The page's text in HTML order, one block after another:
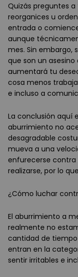
Quizás preguntes
reorganices u
entrada o
aunque
mes. Sin embargo,
que son un
aumentará tu
cosa menos
e incluso a
La conclusión aquí
aburrimiento no
desagradable
mueva a una
enfurecerse
realizarse, por lo
¿Cómo luchar
El aburrimiento a
realmente no
cantidad de
entran en la
sentir irritables e